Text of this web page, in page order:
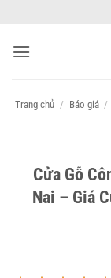
nội
Trang chủ / Báo giá /
Cửa Gỗ
Nai – Giá